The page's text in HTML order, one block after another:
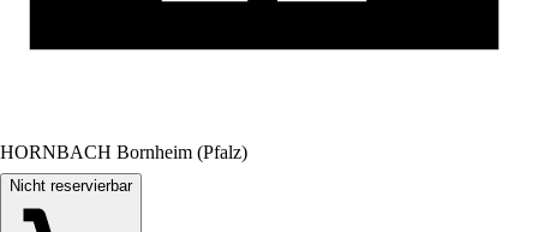
HORNBACH Bornheim (Pfalz)
Nicht reservierbar